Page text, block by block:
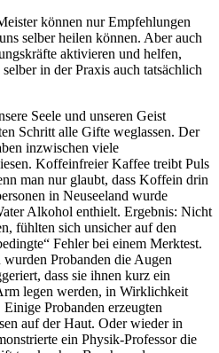
können nur Empfehlungen
selber heilen können. Aber auch
aktivieren und helfen,
in der Praxis auch tatsächlich
Seele und unseren Geist
Schritt alle Gifte weglassen. Der
inzwischen viele
Koffeinfreier Kaffee treibt Puls
man nur glaubt, dass Koffein drin
in Neuseeland wurde
Alkohol enthielt. Ergebnis: Nicht
fühlten sich unsicher auf den
Fehler bei einem Merktest.
Probanden die Augen
dass sie ihnen kurz ein
legen werden, in Wirklichkeit
Probanden erzeugten
auf der Haut. Oder wieder in
ein Physik-Professor die